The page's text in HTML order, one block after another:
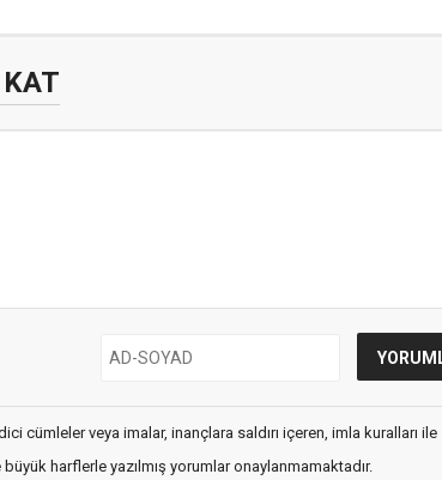
cümleler veya imalar, inançlara saldırı içeren, imla kuralları ile
harflerle yazılmış yorumlar onaylanmamaktadır.